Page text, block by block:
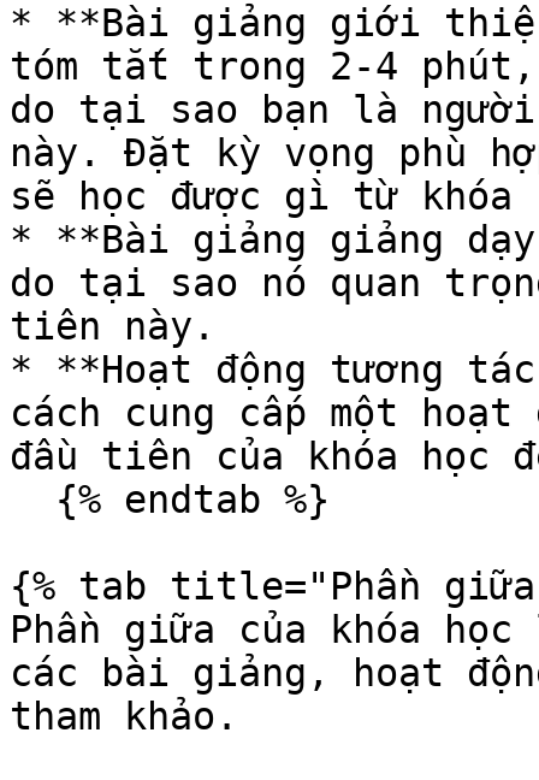
* **Bài giảng giới
tóm tắt trong 2-4
do tại sao bạn là
này. Đặt kỳ vọng phù
sẽ học được gì từ khóa
* **Bài giảng giảng
do tại sao nó quan
tiên này.
* **Hoạt động tương
cách cung cấp một
đầu tiên của khóa học
{% tab title="Phần
Phần giữa của khóa
các bài giảng, hoạt
tham khảo.